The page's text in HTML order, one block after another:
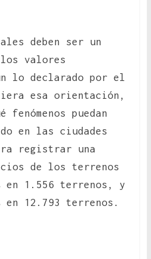
deben ser un
valores
lo declarado por el
esa orientación,
puedan
en las ciudades
registrar una
de los terrenos
en 1.556 terrenos, y
en 12.793 terrenos.